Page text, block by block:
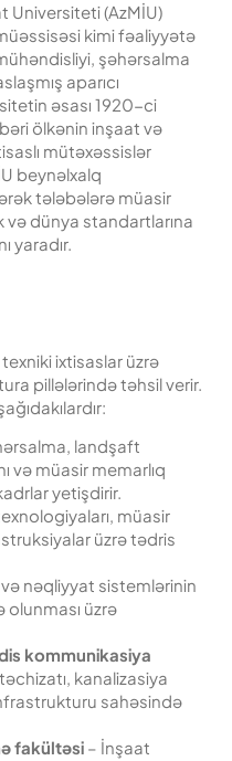
Universiteti (AzMİU)
kimi fəaliyyətə
şəhərsalma
aparıcı
əsası 1920-ci
ölkənin inşaat və
mütəxəssislər
beynəlxalq
tələbələrə müasir
dünya standartlarına
yaradır.
ixtisaslar üzrə
pillələrində təhsil verir.
landşaft
və müasir memarlıq
yetişdirir.
müasir
üzrə tədris
və nəqliyyat sistemlərinin
olunması üzrə
kommunikasiya
kanalizasiya
sahəsində
fakültəsi – İnşaat